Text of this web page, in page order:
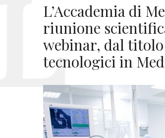
L’Accademia di
riunione
webinar, dal
tecnologici in